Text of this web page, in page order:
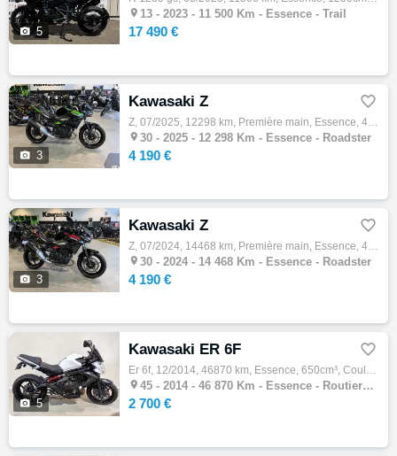
 5
 13 - 2023 - 11 500 Km - Essence - Trail
17 490 €
 3
Kawasaki Z 
Z, 07/2025, 12298 km, Première main, Essence, 451cm³, Couleur vert, 4190 € Equipements : Kawasaki Nîmes vous propose cette Kawasaki Z500, m…
 30 - 2025 - 12 298 Km - Essence - Roadster
4 190 €
 3
Kawasaki Z 
Z, 07/2024, 14468 km, Première main, Essence, 451cm³, Couleur rouge, 4190 € Equipements : Kawasaki Nîmes vous propose cette Kawasaki Z500, …
 30 - 2024 - 14 468 Km - Essence - Roadster
4 190 €
 5
Kawasaki ER 6F 
Er 6f, 12/2014, 46870 km, Essence, 650cm³, Couleur blanc, 2700 € Equipements : KAWASAKI ER6 OCCASION ENTRETIEN A JOUR ET CONTROLE TECHNIQUE…
 45 - 2014 - 46 870 Km - Essence - Routiere GT
2 700 €